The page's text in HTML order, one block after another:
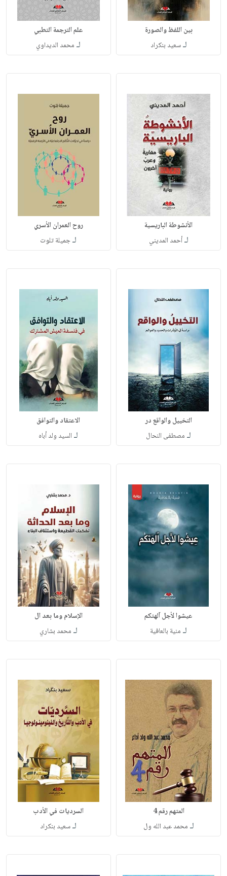
بين اللفظ والصورة
لـسعيد بنكراد
علم الترجمة التطبي
لـ محمد الديداوي
الأنشوطة الباريسية
لـأحمد المديني
روح العمران الأسري
لـجميلة تلوت
التخييل والواقع در
لـ مصطفى النحال
الاعتقاد والتوافق
لـ السيد ولد أباه
عيشوا لأجل آلهتكم
لـ منية بالعافية
الإسلام وما بعد ال
لـ محمد بشاري
المتهم رقم 4
لـ محمد عبد الله ول
السرديات في الأدب
لـسعيد بنكراد